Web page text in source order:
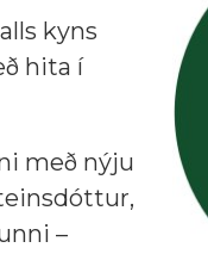
kyns
hita í
með nýju
–